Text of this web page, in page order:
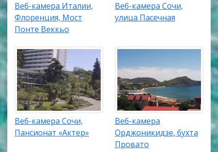
Веб-камера Италии,
Флоренция, Мост
Понте Веккьо
Веб-камера Сочи,
улица Пасечная
Веб-камера Сочи,
Пансионат «Актер»
Веб-камера
Орджоникидзе, бухта
Провато